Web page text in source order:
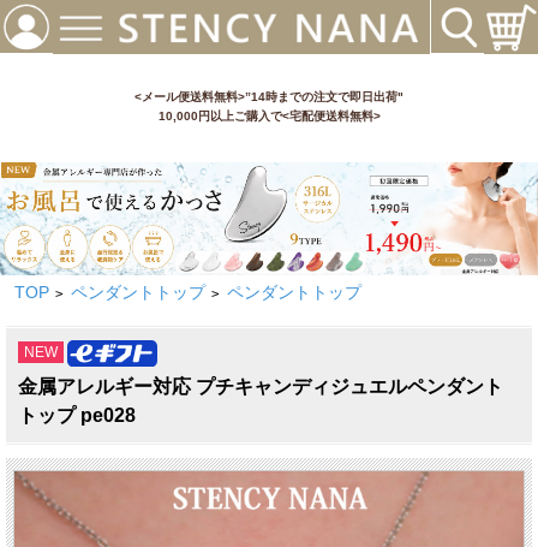
<メール便送料無料>”14時までの注文で即日出荷"
10,000円以上ご購入で<宅配便送料無料>
TOP > ペンダントトップ > ペンダントトップ
NEW
金属アレルギー対応 プチキャンディジュエルペンダント
トップ pe028